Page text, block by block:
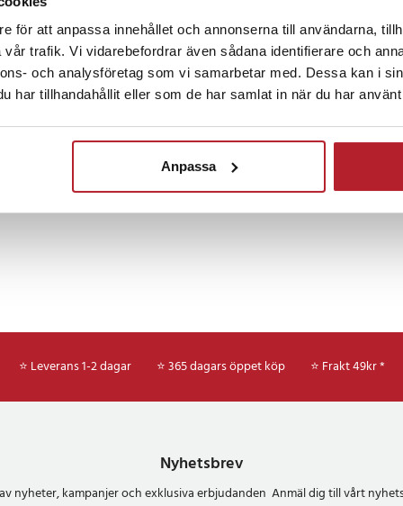
för att anpassa innehållet och annonserna till användarna,
trafik. Vi vidarebefordrar även sådana identifierare och
och analysföretag som vi samarbetar med. Dessa kan i
har tillhandahållit eller som de har samlat in när du har
Anpassa
vilket gör den
smartphones. En mjuk yta
repor och håller den säkert på
svängar eller på ojämna
i två steg
set får du en diskret, stabil och
bevarar bilens
monteringsfäste och
med modellanpassat klick-
kulled och justerbar
vaddering
Mobiltillbehör Biltillbehör Bilinredning &
Mobilhållare för fläktgaller
⭐ Leverans 1-2 dagar ⭐ 365 dagars öppet köp ⭐ Frakt 49kr *
Nyhetsbrev
nyheter, kampanjer och exklusiva erbjudanden Anmäl dig till vårt